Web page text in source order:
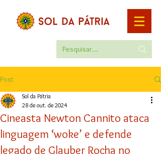
Post
Cineasta Newton Cannito ataca
linguagem ‘woke’ e defende
legado de Glauber Rocha no
Sol da Pátria
28 de out. de 2024